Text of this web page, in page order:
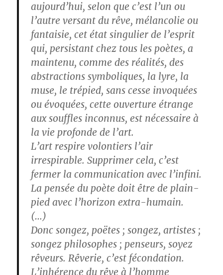
aujourd’hui, selon que c’est l’un ou
l’autre versant du rêve, mélancolie ou
fantaisie, cet état singulier de l’esprit
qui, persistant chez tous les poètes, a
maintenu, comme des réalités, des
abstractions symboliques, la lyre, la
muse, le trépied, sans cesse invoquées
ou évoquées, cette ouverture étrange
aux souffles inconnus, est nécessaire à
la vie profonde de l’art.
L’art respire volontiers l’air
irrespirable. Supprimer cela, c’est
fermer la communication avec l’infini.
La pensée du poète doit être de plain-
pied avec l’horizon extra-humain.
(…)
Donc songez, poëtes ; songez, artistes ;
songez philosophes ; penseurs, soyez
rêveurs. Rêverie, c’est fécondation.
L’inhérence du rêve à l’homme